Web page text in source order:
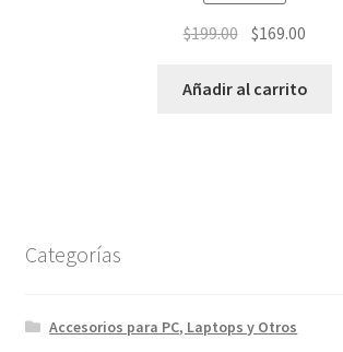
$199.00 El
original
$169.00
actual
Añadir al carrito
Categorías
Accesorios para PC, Laptops y Otros